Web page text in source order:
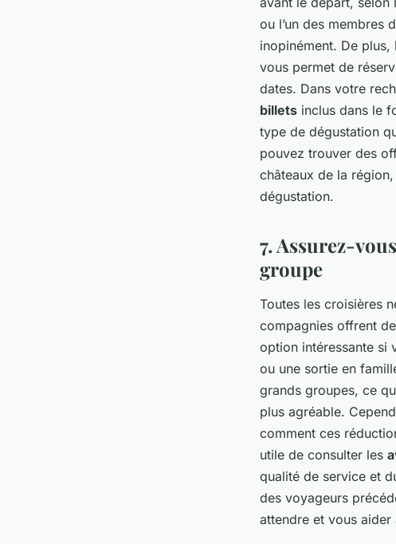
ou l’un des membres
inopinément. De plus,
vous permet de
dates. Dans votre
billets inclus dans le
type de dégustation
pouvez trouver des
châteaux de la
dégustation.
7. Assurez-
groupe
Toutes les croisières
compagnies offrent
option intéressante si
ou une sortie en
grands groupes, ce
plus agréable.
comment ces
utile de consulter les
qualité de service et
des voyageurs
attendre et vous